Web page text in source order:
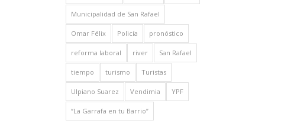
Municipalidad de San Rafael
Omar Félix Policía pronóstico
reforma laboral river San Rafael
tiempo turismo Turistas
Ulpiano Suarez Vendimia YPF
“La Garrafa en tu Barrio”